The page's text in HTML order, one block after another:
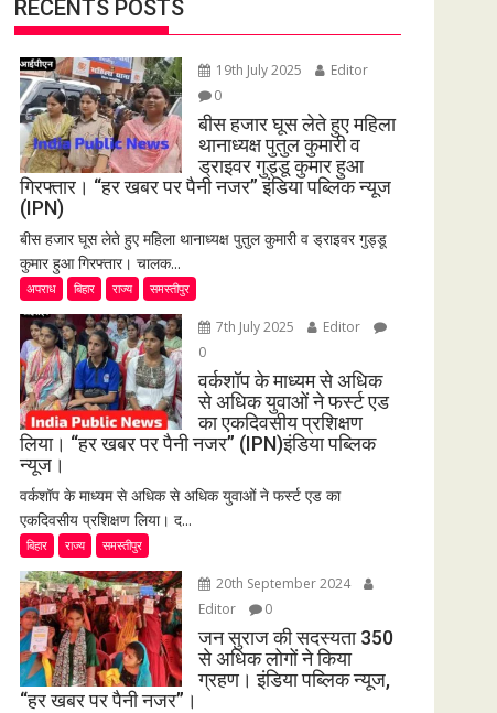
RECENTS POSTS
19th July 2025
Editor
0
बीस हजार घूस लेते हुए महिला
थानाध्यक्ष पुतुल कुमारी व
ड्राइवर गुड्डू कुमार हुआ
गिरफ्तार। “हर खबर पर पैनी नजर” इंडिया पब्लिक न्यूज
(IPN)
बीस हजार घूस लेते हुए महिला थानाध्यक्ष पुतुल कुमारी व ड्राइवर गुड्डू
कुमार हुआ गिरफ्तार। चालक...
अपराध बिहार राज्य समस्तीपुर
7th July 2025
Editor
0
वर्कशॉप के माध्यम से अधिक
से अधिक युवाओं ने फर्स्ट एड
का एकदिवसीय प्रशिक्षण
लिया। “हर खबर पर पैनी नजर” (IPN)इंडिया पब्लिक
न्यूज।
वर्कशॉप के माध्यम से अधिक से अधिक युवाओं ने फर्स्ट एड का
एकदिवसीय प्रशिक्षण लिया। द...
बिहार राज्य समस्तीपुर
20th September 2024
Editor
0
जन सुराज की सदस्यता 350
से अधिक लोगों ने किया
ग्रहण। इंडिया पब्लिक न्यूज,
“हर खबर पर पैनी नजर”।